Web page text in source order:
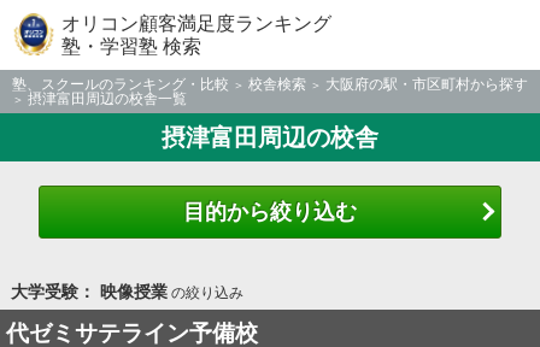
オリコン顧客満足度ランキング
塾・学習塾 検索
塾、スクールのランキング・比較 校舎検索
大阪府の駅・市区町村から探す
摂津富田周辺の校舎一覧
摂津富田周辺の校舎
目的から絞り込む
大学受験： 映像授業の絞り込み
代ゼミサテライン予備校